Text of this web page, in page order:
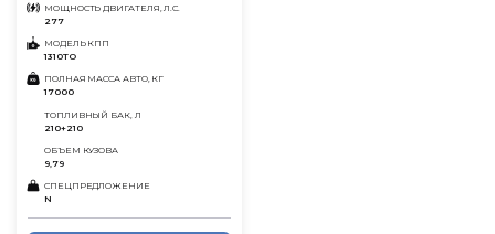
МОЩНОСТЬ ДВИГАТЕЛЯ, Л.С.
277
МОДЕЛЬ КПП
1310ТО
ПОЛНАЯ МАССА АВТО, КГ
17000
ТОПЛИВНЫЙ БАК, Л
210+210
ОБЪЕМ КУЗОВА
9,79
СПЕЦПРЕДЛОЖЕНИЕ
N